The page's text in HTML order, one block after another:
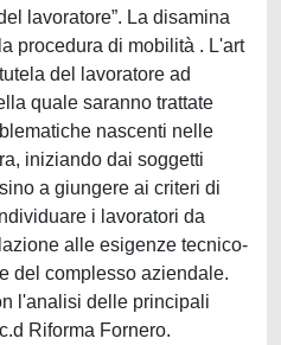
lavoratore”. La disamina
procedura di mobilità . L'art
del lavoratore ad
quale saranno trattate
nascenti nelle
iniziando dai soggetti
a giungere ai criteri di
i lavoratori da
alle esigenze tecnico-
del complesso aziendale.
l'analisi delle principali
Riforma Fornero.